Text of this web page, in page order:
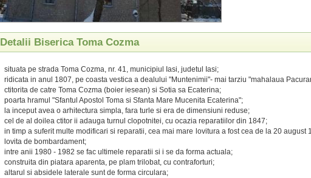
Detalii Biserica Toma Cozma
situata pe strada Toma Cozma, nr. 41, municipiul Iasi, judetul Iasi;
ridicata in anul 1807, pe coasta vestica a dealului "Muntenimii"- mai tarziu "mahalaua
ctitorita de catre Toma Cozma (boier iesean) si Sotia sa Ecaterina;
poarta hramul "Sfantul Apostol Toma si Sfanta Mare Mucenita Ecaterina";
la inceput avea o arhitectura simpla, fara turle si era de dimensiuni reduse;
cel de al doilea ctitor ii adauga turnul clopotnitei, cu ocazia reparatiilor din 1847;
in timp a suferit multe modificari si reparatii, cea mai mare lovitura a fost cea de la 20 august
lovita de bombardament;
intre anii 1980 - 1982 se fac ultimele reparatii si i se da forma actuala;
construita din piatara aparenta, pe plam trilobat, cu contraforturi;
altarul si absidele laterale sunt de forma circulara;